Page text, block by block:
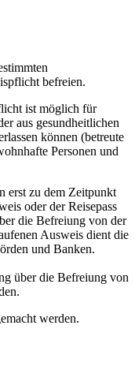
befreien.
ist möglich für
aus gesundheitlichen
können (betreute
Personen und
erst zu dem Zeitpunkt
oder der Reisepass
die Befreiung von der
Ausweis dient die
und Banken.
über die Befreiung von
werden.